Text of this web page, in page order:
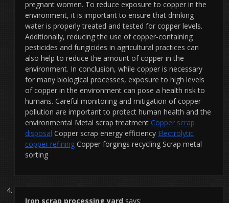
pregnant women. To reduce exposure to copper in the
environment, it is important to ensure that drinking
water is properly treated and tested for copper levels.
Additionally, reducing the use of copper-containing
pesticides and fungicides in agricultural practices can
also help to reduce the amount of copper in the
environment. In conclusion, while copper is necessary
for many biological processes, exposure to high levels
of copper in the environment can pose a health risk to
humans. Careful monitoring and mitigation of copper
pollution are important to protect human health and the
environmental Metal scrap treatment Copper scrap
disposal Copper scrap energy efficiency Electrolytic
copper refining Copper forgings recycling Scrap metal
sorting
Iron scrap processing yard says: